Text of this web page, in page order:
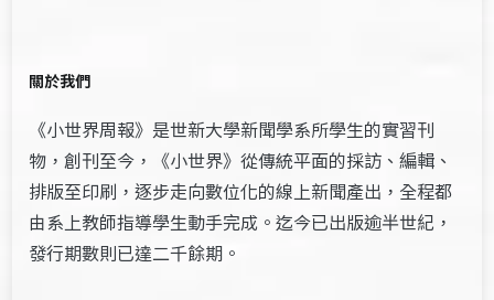
關於我們
《小世界周報》是世新大學新聞學系所學生的實習刊
物，創刊至今，《小世界》從傳統平面的採訪、編輯、
排版至印刷，逐步走向數位化的線上新聞產出，全程都
由系上教師指導學生動手完成。迄今已出版逾半世紀，
發行期數則已達二千餘期。